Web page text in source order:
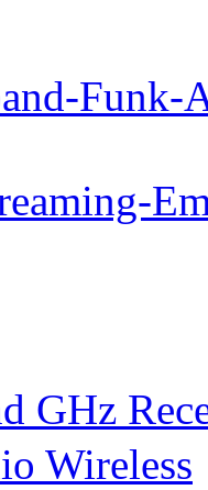
Funk-
GHz
Wireless